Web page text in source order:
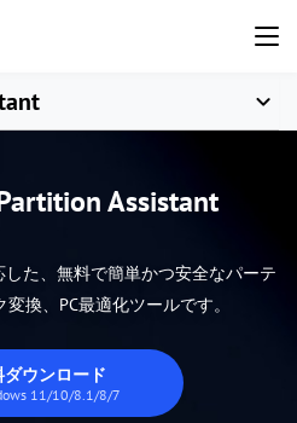
Assistant
た、無料で簡単かつ安全なパーテ
換、PC最適化ツールです。
ダウンロード
11/10/8.1/8/7